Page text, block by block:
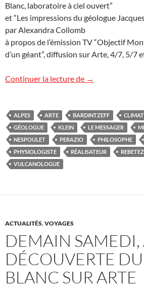
Blanc, laboratoire à ciel ouvert”
et “Les impressions du géologue
par Alexandra Collomb
à propos de l’émission TV “Objectif
d’un géant”, diffusion sur Arte, 4/7, 5/7
Continuer la lecture de La chaîne Arte
→
ALPES ARTE BARDINTZEFF
GÉOLOGUE
KLEIN LE MESSAGER
NESPOULET
PERAZIO PHILOSOPHE
PHYSIOLOGISTE
RÉALISATEUR REBETEZ
VULCANOLOGUE
ACTUALITÉS,VOYAGES
DEMAIN SAMEDI,
DÉCOUVERTE
BLANC SUR ARTE